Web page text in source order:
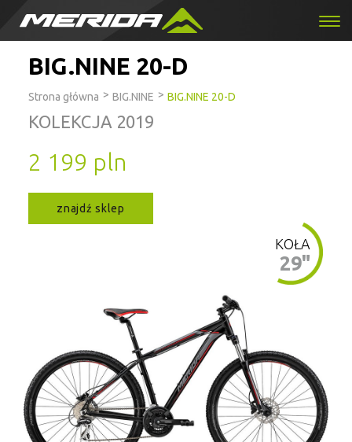
BIG.NINE 20-D
Strona główna > BIG.NINE > BIG.NINE 20-D
KOLEKCJA 2019
2 199 pln
znajdź sklep
KOŁA
29"